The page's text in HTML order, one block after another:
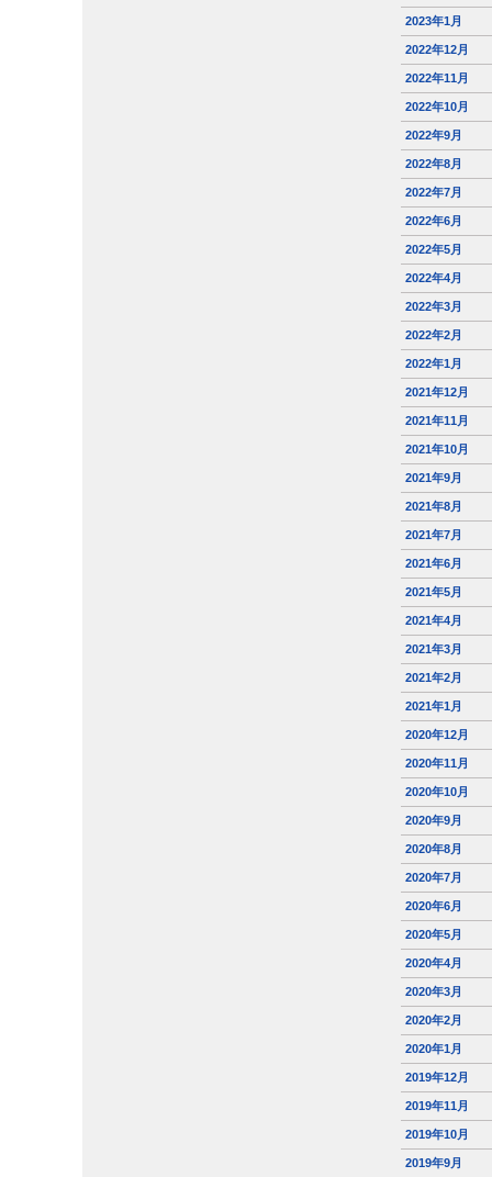
2023年1月
2022年12月
2022年11月
2022年10月
2022年9月
2022年8月
2022年7月
2022年6月
2022年5月
2022年4月
2022年3月
2022年2月
2022年1月
2021年12月
2021年11月
2021年10月
2021年9月
2021年8月
2021年7月
2021年6月
2021年5月
2021年4月
2021年3月
2021年2月
2021年1月
2020年12月
2020年11月
2020年10月
2020年9月
2020年8月
2020年7月
2020年6月
2020年5月
2020年4月
2020年3月
2020年2月
2020年1月
2019年12月
2019年11月
2019年10月
2019年9月